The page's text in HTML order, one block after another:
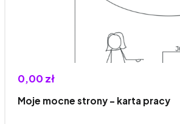
0,00 zł
Moje mocne strony - karta pracy